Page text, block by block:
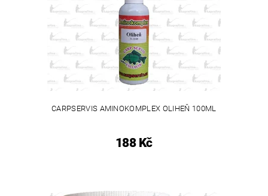
CARPSERVIS AMINOKOMPLEX OLIHEŇ 100ML
188 Kč